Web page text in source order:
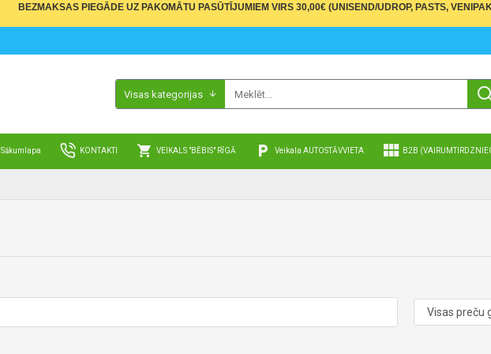
BEZMAKSAS PIEGĀDE UZ PAKOMĀTU PASŪTĪJUMIEM VIRS 30,00€ (UNISEND/UDROP, PASTS,
Visas kategorijas
Sākumlapa KONTAKTI VEIKALS "BĒBIS" RĪGĀ Veikala AUTOSTĀVVIETA B2B